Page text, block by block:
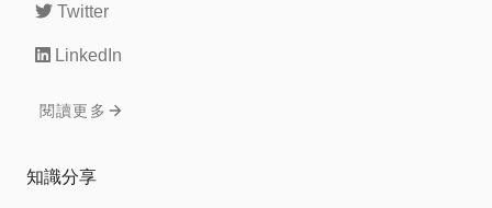
Twitter
LinkedIn
閱讀更多
知識分享